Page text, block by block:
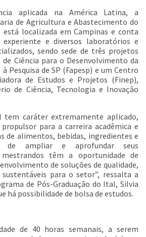
aplicada na América Latina, a
de Agricultura e Abastecimento do
está localizada em Campinas e conta
e diversos laboratórios e
sendo sede de três projetos
Ciência para o Desenvolvimento da
Pesquisa de SP (Fapesp) e um Centro
de Estudos e Projetos (Finep),
de Ciência, Tecnologia e Inovação
caráter extremamente aplicado,
para a carreira acadêmica e
de alimentos, bebidas, ingredientes e
de ampliar e aprofundar seus
têm a oportunidade de
de soluções de qualidade,
sustentáveis para o setor”, ressalta a
de Pós-Graduação do Ital, Silvia
há possibilidade de bolsa de estudos.
de 40 horas semanais, a serem